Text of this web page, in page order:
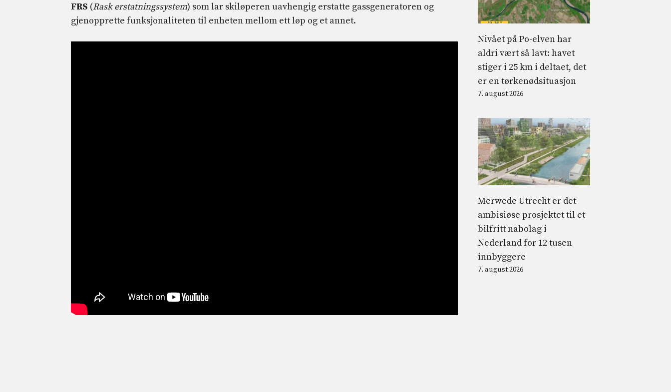
FRS (Rask erstatningssystem) som lar skiløperen uavhengig erstatte gassgeneratoren og
gjenopprette funksjonaliteten til enheten mellom ett løp og et annet.
Nivået på Po-elven har
aldri vært så lavt: havet
stiger i 25 km i deltaet, det
er en tørkenødsituasjon
7. august 2026
Merwede Utrecht er det
ambisiøse prosjektet til et
bilfritt nabolag i
Nederland for 12 tusen
innbyggere
7. august 2026